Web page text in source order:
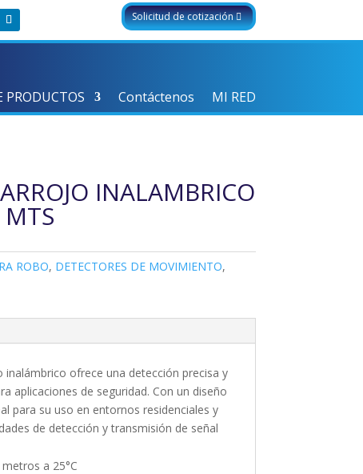
Solicitud de cotización
PRODUCTOS Contáctenos MI RED
INALAMBRICO
ROBO, DETECTORES DE MOVIMIENTO,
inalámbrico ofrece una detección precisa y
aplicaciones de seguridad. Con un diseño
para su uso en entornos residenciales y
de detección y transmisión de señal
metros a 25°C